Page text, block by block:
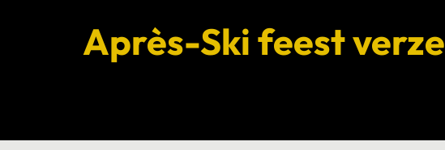
Après-Ski feest